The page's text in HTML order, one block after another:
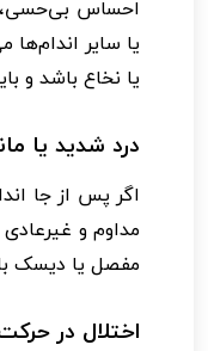
احساس بی‌حسی،
یا سایر
یا نخاع باشد و
درد شدید یا
اگر پس از جا
مداوم و
مفصل یا دیسک
اختلال در